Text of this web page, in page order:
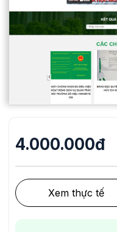
4.000.000đ
Xem thực tế